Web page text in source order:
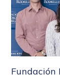
Fundación